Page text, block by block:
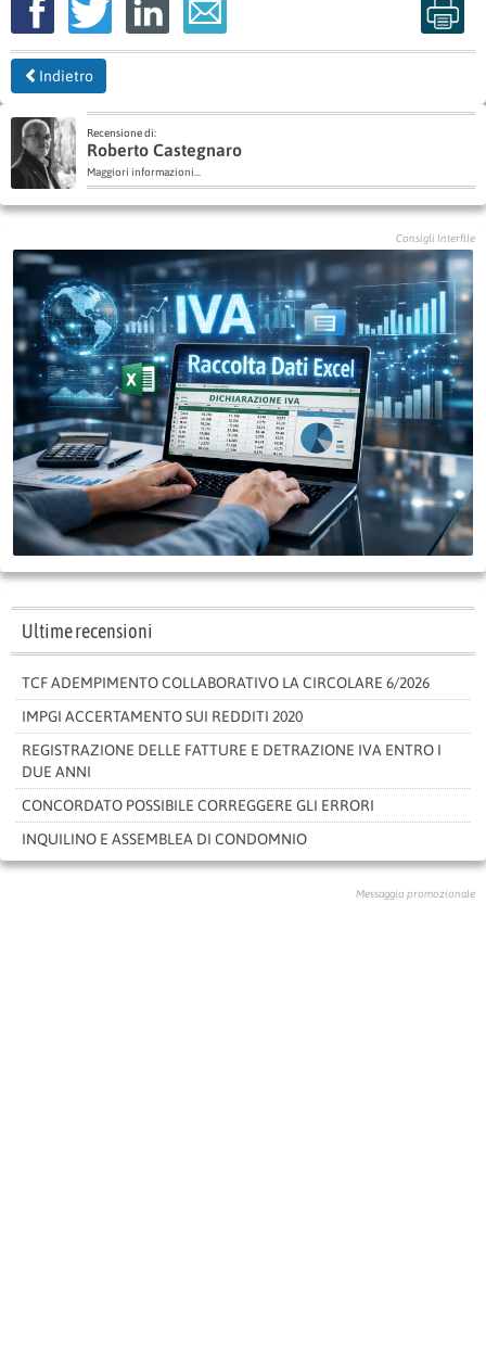
Indietro
Recensione di:
Roberto Castegnaro
Maggiori informazioni...
Consigli Interfile
Ultime recensioni
TCF ADEMPIMENTO COLLABORATIVO LA CIRCOLARE 6/2026
IMPGI ACCERTAMENTO SUI REDDITI 2020
REGISTRAZIONE DELLE FATTURE E DETRAZIONE IVA ENTRO I
DUE ANNI
CONCORDATO POSSIBILE CORREGGERE GLI ERRORI
INQUILINO E ASSEMBLEA DI CONDOMNIO
Messaggio promozionale